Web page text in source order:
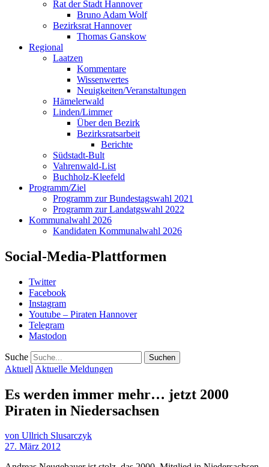
Rat der Stadt Hannover
Bruno Adam Wolf
Bezirksrat Hannover
Thomas Ganskow
Regional
Laatzen
Kommentare
Wissenwertes
Neuigkeiten/Veranstaltungen
Hämelerwald
Linden/Limmer
Über den Bezirk
Bezirksratsarbeit
Berichte
Südstadt-Bult
Vahrenwald-List
Buchholz-Kleefeld
Programm/Ziel
Programm zur Bundestagswahl 2021
Programm zur Landatgswahl 2022
Kommunalwahl 2026
Kandidaten Kommunalwahl 2026
Social-Media-Plattformen
Twitter
Facebook
Instagram
Youtube – Piraten Hannover
Telegram
Mastodon
Suche
Aktuell Aktuelle Meldungen
Es werden immer mehr… jetzt 2000
Piraten in Niedersachsen
von Ullrich Slusarczyk
27. März 2012